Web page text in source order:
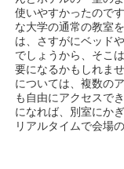
使いやすかったので
な大学の通常の教室
は、さすがにベッド
でしょうから、そこ
要になるかもしれま
については、複数の
も自由にアクセスで
になれば、別室にか
リアルタイムで会場